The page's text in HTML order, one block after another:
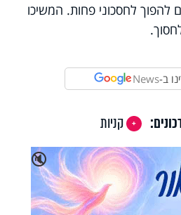
להפוך לחסכוני פחות. המשיכו
ב-News
קניות
🔇